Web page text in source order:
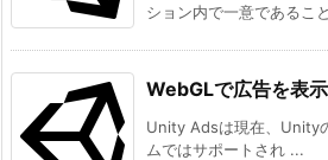
ション内で一意であるこ
WebGLで広告を表
Unity Adsは現在、Unity
ムではサポートされ ...